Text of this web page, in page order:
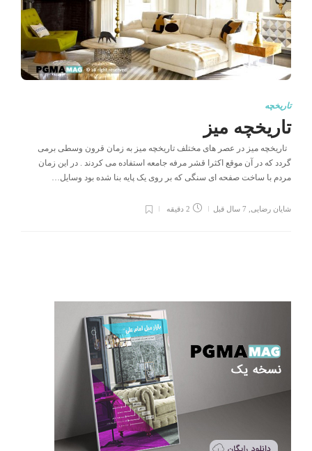
تاریخچه
تاریخچه میز
تاریخچه میز در عصر های مختلف تاریخچه میز به زمان قرون وسطی برمی
گردد که در آن موقع اکثرا قشر مرفه جامعه استفاده می کردند . در این زمان
مردم با ساخت صفحه ای سنگی که بر روی یک پایه بنا شده بود وسایل…
شایان رضایی 7 سال قبل 2 دقیقه